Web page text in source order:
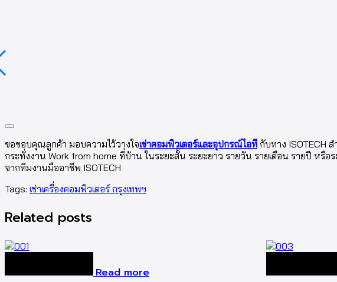
ขอขอบคุณลูกค้า มอบความไว้วางใจเช่าคอมพิวเตอร์และอุปกรณ์ไอที กับทาง ISOTECH
กระทั่งงาน Work from home ที่บ้าน ในระยะสั้น ระยะยาว รายวัน รายเดือน รายปี หรือ
จากทีมงานมืออาชีพ ISOTECH
Tags: เช่าเครื่องคอมพิวเตอร์ กรุงเทพฯ
Related posts
Read more